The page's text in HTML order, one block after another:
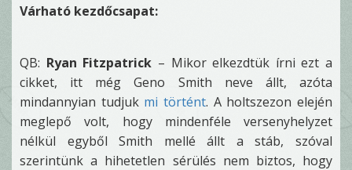
Várható kezdőcsapat:
QB: Ryan Fitzpatrick – Mikor elkezdtük írni ezt a
cikket, itt még Geno Smith neve állt, azóta
mindannyian tudjuk mi történt. A holtszezon elején
meglepő volt, hogy mindenféle versenyhelyzet
nélkül egyből Smith mellé állt a stáb, szóval
szerintünk a hihetetlen sérülés nem biztos, hogy